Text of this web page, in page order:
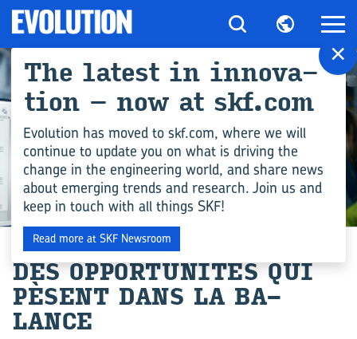
COMPÉTENCES EN INGÉNIERIE
DES OP­POR­TU­NI­TÉS QUI
PÈSENT DANS LA BA­
LANCE
×
The la­test in in­no­va­
tion – now at skf.com
Evolution has moved to skf.com, where we will
continue to update you on what is driving the
change in the engineering world, and share news
about emerging trends and research. Join us and
keep in touch with all things SKF!
Read more at SKF Newsroom